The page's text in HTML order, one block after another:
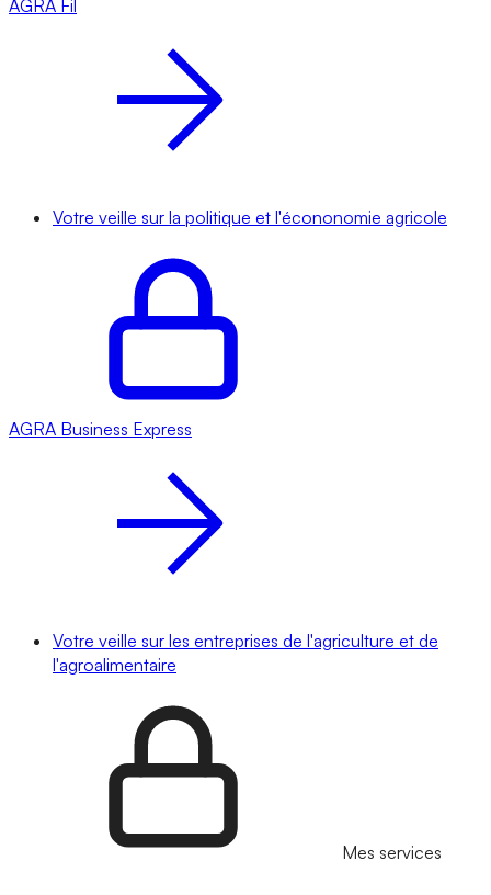
AGRA Fil
Votre veille sur la politique et l'écononomie agricole
AGRA Business Express
Votre veille sur les entreprises de l'agriculture et de
l'agroalimentaire
Mes services